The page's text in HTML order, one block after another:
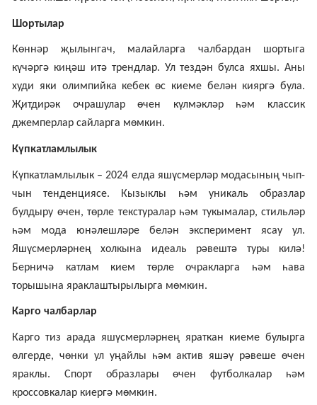
Шортылар
Көннәр җылынгач, малайларга чалбардан шортыга
күчәргә киңәш итә трендлар. Ул тездән булса яхшы. Аны
худи яки олимпийка кебек өс киеме белән кияргә була.
Җитдирәк очрашулар өчен күлмәкләр һәм классик
джемперлар сайларга мөмкин.
Күпкатламлылык
Күпкатламлылык – 2024 елда яшүсмерләр модасының чып-
чын тенденциясе. Кызыклы һәм уникаль образлар
булдыру өчен, төрле текстуралар һәм тукымалар, стильләр
һәм мода юнәлешләре белән эксперимент ясау ул.
Яшүсмерләрнең холкына идеаль рәвештә туры килә!
Берничә катлам кием төрле очракларга һәм һава
торышына яраклаштырылырга мөмкин.
Карго чалбарлар
Карго тиз арада яшүсмерләрнең яраткан киеме булырга
өлгерде, чөнки ул уңайлы һәм актив яшәү рәвеше өчен
яраклы. Спорт образлары өчен футболкалар һәм
кроссовкалар киергә мөмкин.